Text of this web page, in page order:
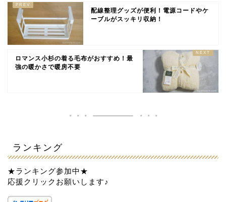
配線整理グッズが便利！電源コードやケ
ーブルがスッキリ収納！
ロマンス小杉の着る毛布がおすすめ！最
強の暖かさで暖房不要
ランキング
★ランキング参加中★
応援クリックお願いします♪